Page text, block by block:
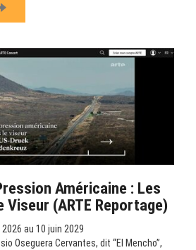
Américaine : Les
Viseur (ARTE Reportage)
2026 au 10 juin 2029
Oseguera Cervantes, dit “El Mencho”,